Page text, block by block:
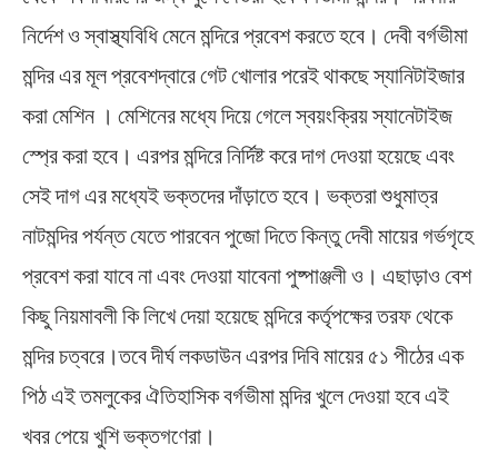
নির্দেশ ও স্বাস্থ্যবিধি মেনে মন্দিরে প্রবেশ করতে হবে। দেবী বর্গভীমা
মন্দির এর মূল প্রবেশদ্বারে গেট খোলার পরেই থাকছে স্যানিটাইজার
করা মেশিন । মেশিনের মধ্যে দিয়ে গেলে স্বয়ংক্রিয় স্যানেটাইজ
স্প্রে করা হবে। এরপর মন্দিরে নির্দিষ্ট করে দাগ দেওয়া হয়েছে এবং
সেই দাগ এর মধ্যেই ভক্তদের দাঁড়াতে হবে। ভক্তরা শুধুমাত্র
নাটমন্দির পর্যন্ত যেতে পারবেন পুজো দিতে কিন্তু দেবী মায়ের গর্ভগৃহে
প্রবেশ করা যাবে না এবং দেওয়া যাবেনা পুষ্পাঞ্জলী ও। এছাড়াও বেশ
কিছু নিয়মাবলী কি লিখে দেয়া হয়েছে মন্দিরে কর্তৃপক্ষের তরফ থেকে
মন্দির চত্বরে।তবে দীর্ঘ লকডাউন এরপর দিবি মায়ের ৫‍১ পীঠের এক
পিঠ এই তমলুকের ঐতিহাসিক বর্গভীমা মন্দির খুলে দেওয়া হবে এই
খবর পেয়ে খুশি ভক্তগণেরা।